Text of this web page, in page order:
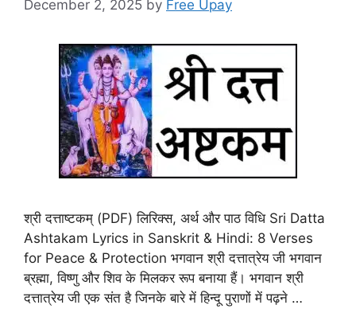
December 2, 2025 by Free Upay
श्री दत्ताष्टकम् (PDF) लिरिक्स, अर्थ और पाठ विधि Sri Datta
Ashtakam Lyrics in Sanskrit & Hindi: 8 Verses
for Peace & Protection भगवान श्री दत्तात्रेय जी भगवान
ब्रह्मा, विष्णु और शिव के मिलकर रूप बनाया हैं। भगवान श्री
दत्तात्रेय जी एक संत है जिनके बारे में हिन्दू पुराणों में पढ़ने …